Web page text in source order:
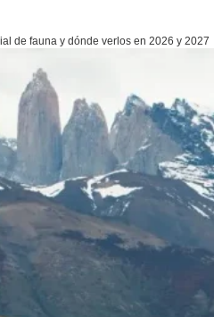
de fauna y dónde verlos en 2026 y 2027